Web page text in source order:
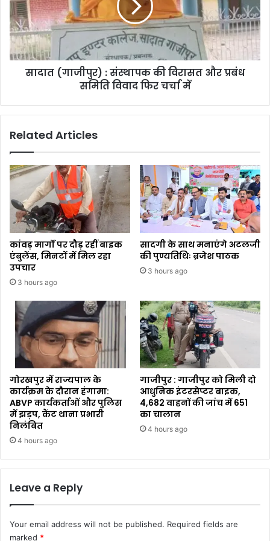
सादात (गाजीपुर) : संस्थापक की विरासत और प्रबंध
समिति विवाद फिर चर्चा में
Related Articles
कांवड़ मार्गों पर दौड़ रहीं बाइक
एंबुलेंस, मिनटों में मिल रहा
उपचार
3 hours ago
सादगी के साथ मनाएंगे अटलजी
की पुण्यतिथिः ब्रजेश पाठक
3 hours ago
गोरखपुर में राज्यपाल के
कार्यक्रम के दौरान हंगामा:
ABVP कार्यकर्ताओं और पुलिस
में झड़प, कैंट थाना प्रभारी
निलंबित
4 hours ago
गाजीपुर : गाजीपुर को मिली दो
आधुनिक इंटरसेप्टर बाइक,
4,682 वाहनों की जांच में 651
का चालान
4 hours ago
Leave a Reply
Your email address will not be published. Required fields are
marked *